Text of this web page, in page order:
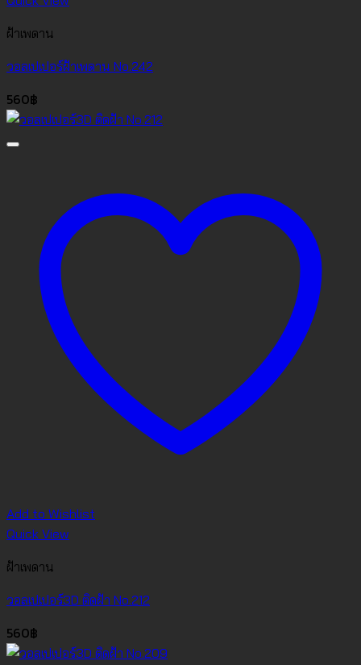
ฝ้าเพดาน
วอลเปเปอร์ฝ้าเพดาน No.242
560฿
Add to Wishlist
Quick View
ฝ้าเพดาน
วอลเปเปอร์3D ติดฝ้า No.212
560฿